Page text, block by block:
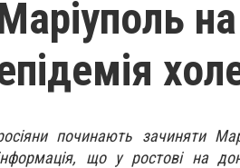
починають зачиняти
що у ростові на